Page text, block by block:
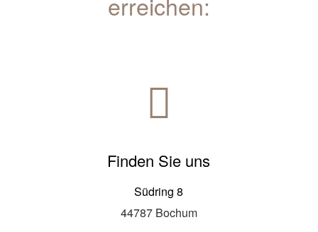

Finden Sie uns
Südring 8
44787 Bochum